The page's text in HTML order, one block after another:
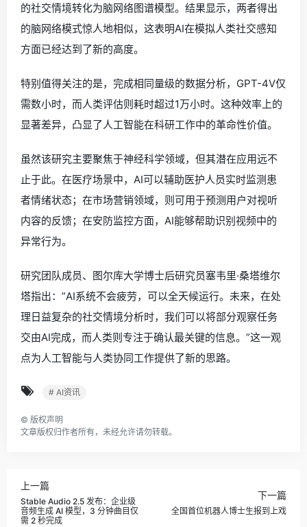
的社交情境转化为脑网络图谱模型。结果显示，两者得出
的脑网络模式惊人地相似，这表明AI在模拟人类社交感知
方面已经达到了新的高度。
特别值得关注的是，完成相同量级的数据分析，GPT-4V仅
需数小时，而人类评估则耗时超过1万小时。这种效率上的
显著差异，凸显了人工智能在科研工作中的革命性价值。
虽然该研究主要聚焦于神经科学领域，但其潜在应用远不
止于此。在医疗场景中，AI可以辅助医护人员实时监测患
者情绪状态；在市场营销领域，则可用于预测用户对视听
内容的反馈；在安防监控方面，AI能够帮助识别视频中的
异常行为。
研究团队成员、图尔库大学博士后研究员塞韦里·桑塔维尔
塔指出：”AI系统不会疲劳，可以全天候运行。未来，在处
理日益复杂的社交情境分析时，我们可以将部分观察任务
交由AI完成，而人类则专注于确认最关键的信息。”这一观
点为人工智能与人类协同工作提供了新的思路。
# AI资讯
© 版权声明
文章版权归作者所有，未经允许请勿转载。
上一篇
Stable Audio 2.5 发布：企业级
音频生成 AI 模型，3 分钟曲目仅
需 2 秒完成
下一篇
全国首位机器人博士生报到上戏